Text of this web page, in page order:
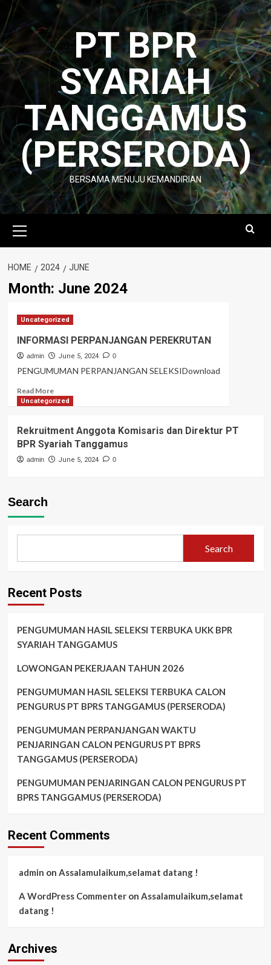
Skip
to
content
PT BPR
SYARIAH
TANGGAMUS
(PERSERODA)
BERSAMA MENUJU KEMANDIRIAN
Menu
HOME 2024 JUNE
Month: June 2024
Uncategorized
INFORMASI PERPANJANGAN PEREKRUTAN
admin June 5, 2024 0
PENGUMUMAN PERPANJANGAN SELEKSIDownload
Read MoreRead
more
PERPANJANGAN
PEREKRUTAN
Uncategorized
Rekruitment Anggota Komisaris dan Direktur PT
BPR Syariah Tanggamus
admin June 5, 2024 0
Search
Search
Recent Posts
PENGUMUMAN HASIL SELEKSI TERBUKA UKK BPR
SYARIAH TANGGAMUS
LOWONGAN PEKERJAAN TAHUN 2026
PENGUMUMAN HASIL SELEKSI TERBUKA CALON
PENGURUS PT BPRS TANGGAMUS (PERSERODA)
PENGUMUMAN PERPANJANGAN WAKTU
PENJARINGAN CALON PENGURUS PT BPRS
TANGGAMUS (PERSERODA)
PENGUMUMAN PENJARINGAN CALON PENGURUS PT
BPRS TANGGAMUS (PERSERODA)
Recent Comments
admin on Assalamulaikum,selamat datang !
A WordPress Commenteron Assalamulaikum,selamat
datang !
Archives